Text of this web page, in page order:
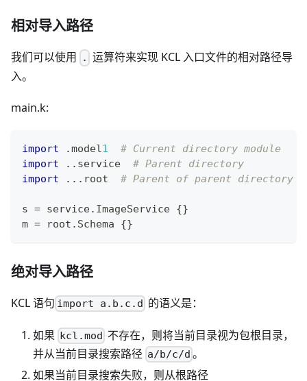
相对导入路径
我们可以使用 . 运算符来实现 KCL 入口文件的相对路径导
入。
main.k:
import .model 1
# Current directory module
import
. . service # Parent directory
import
. . . root # Parent of parent directory
s = service. ImageService {}
m = root . Schema {}
绝对导入路径
KCL 语句 import a.b.c.d 的语义是：
如果 kcl.mod 不存在，则将当前目录视为包根目录，
并从当前目录搜索路径 a/b/c/d 。
如果当前目录搜索失败，则从根路径